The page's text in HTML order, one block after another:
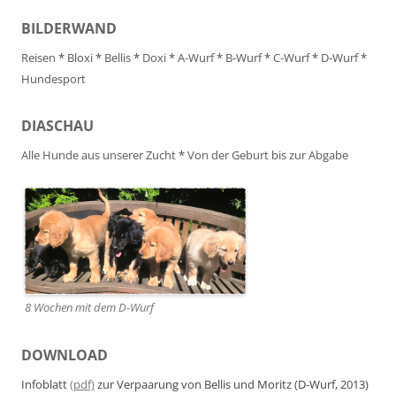
BILDERWAND
Reisen * Bloxi* Bellis* Doxi*A-Wurf* B-Wurf*C-Wurf* D-Wurf*
Hundesport
DIASCHAU
Alle Hunde aus unserer Zucht*Von der Geburt bis zur Abgabe
8 Wochen mit dem D-Wurf
DOWNLOAD
Infoblatt(pdf)zur Verpaarung von Bellis und Moritz (D-Wurf, 2013)